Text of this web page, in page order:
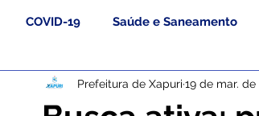
COVID-19 Saúde e Saneamento
Assistência Social Cultura Esporte e
Prefeitura de Xapuri 19 de mar. de